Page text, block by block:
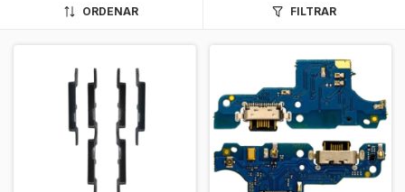
ORDENAR FILTRAR